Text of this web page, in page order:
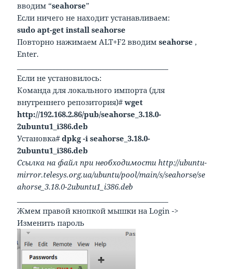
вводим “seahorse”
Если ничего не находит устанавливаем:
sudo apt-get install seahorse
Повторно нажимаем ALT+F2 вводимseahorse ,
Enter.
Если не установилось:
Команда для локального импорта (для
внутреннего репозитория)#wget
http://192.168.2.86/pub/seahorse_3.18.0-
2ubuntu1_i386.deb
Установка#dpkg -i seahorse_3.18.0-
2ubuntu1_i386.deb
Ссылка на файл при необходимости http://ubuntu-
mirror.telesys.org.ua/ubuntu/pool/main/s/seahorse/se
ahorse_3.18.0-2ubuntu1_i386.deb
Жмем правой кнопкой мышки на Login ->
Изменить пароль